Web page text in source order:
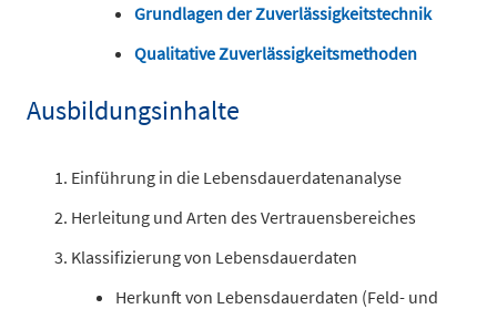
Grundlagen der Zuverlässigkeitstechnik
Qualitative Zuverlässigkeitsmethoden
Ausbildungsinhalte
Einführung in die Lebensdauerdatenanalyse
Herleitung und Arten des Vertrauensbereiches
Klassifizierung von Lebensdauerdaten
Herkunft von Lebensdauerdaten (Feld- und